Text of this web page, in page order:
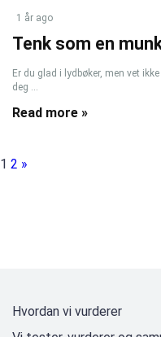
1 år ago
Tenk som en
Er du glad i lydbøker, men vet
deg ...
Read more »
1 2 »
Hvordan vi vurderer